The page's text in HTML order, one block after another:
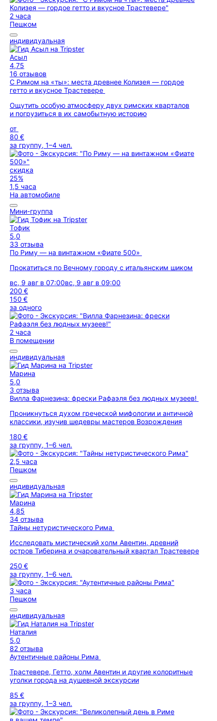
2 часа
Пешком
индивидуальная
Асыл
4,75
16 отзывов
С Римом на «ты»: места древнее Колизея — гордое
гетто и вкусное Трастевере
Ощутить особую атмосферу двух римских кварталов
и погрузиться в их самобытную историю
от
80 €
за группу, 1–4 чел.
скидка
25%
1,5 часа
На автомобиле
Мини-группа
Тофик
5,0
33 отзыва
По Риму — на винтажном «Фиате 500»
Прокатиться по Вечному городу с итальянским шиком
вс, 9 авг в 07:00вс, 9 авг в 09:00
200 €
150 €
за одного
2 часа
В помещении
индивидуальная
Марина
5,0
3 отзыва
Вилла Фарнезина: фрески Рафаэля без людных музеев!
Проникнуться духом греческой мифологии и античной
классики, изучив шедевры мастеров Возрождения
180 €
за группу, 1–6 чел.
2,5 часа
Пешком
индивидуальная
Марина
4,85
34 отзыва
Тайны нетуристического Рима
Исследовать мистический холм Авентин, древний
остров Тиберина и очаровательный квартал Трастевере
250 €
за группу, 1–6 чел.
3 часа
Пешком
индивидуальная
Наталия
5,0
82 отзыва
Аутентичные районы Рима
Трастевере, Гетто, холм Авентин и другие колоритные
уголки города на душевной экскурсии
85 €
за группу, 1–3 чел.